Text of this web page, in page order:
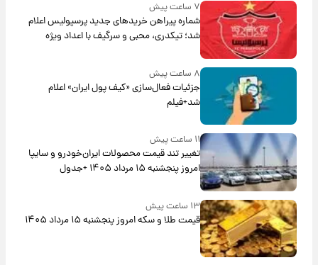
۷ ساعت پیش
شماره پیراهن خریدهای جدید پرسپولیس اعلام
شد؛ تیکدری، محبی و سرگیف با اعداد ویژه
۸ ساعت پیش
جزئیات فعال‌سازی «کیف پول ایران» اعلام
شد+فیلم
۱۱ ساعت پیش
تغییر تند قیمت محصولات ایران‌خودرو و سایپا
امروز پنجشنبه ۱۵ مرداد ۱۴۰۵ +جدول
۱۳ ساعت پیش
قیمت طلا و سکه امروز پنجشنبه ۱۵ مرداد ۱۴۰۵